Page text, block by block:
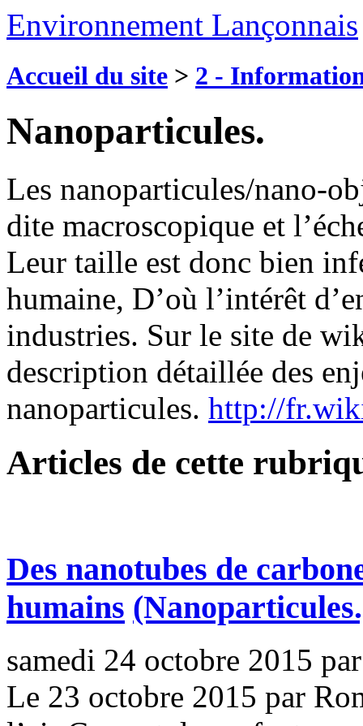
Environnement Lançonnais
Accueil du site > 2 -
Nanoparticules.
Les nanoparticules/nano-
dite macroscopique et
Leur taille est donc bien
humaine, D’où l’intérêt
industries. Sur le site de
description détaillée des
nanoparticules. http://
Articles de cette
Des nanotubes de
humains
samedi 24 octobre 2015
Le 23 octobre 2015 par